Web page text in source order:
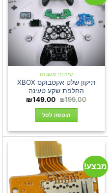
שירותי מעבדה
תיקון שלט אקסבוקס XBOX
החלפת שקע טעינה
₪199.00
המחיר
היה:
₪199.00.
₪149.00
המחיר
הוספה לסל
מבצע!